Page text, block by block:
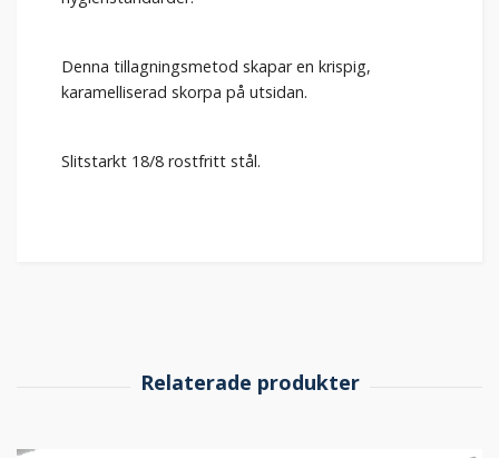
Denna tillagningsmetod skapar en krispig,
karamelliserad skorpa på utsidan.
Slitstarkt 18/8 rostfritt stål.